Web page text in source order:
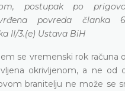
postupak po
povreda članka
II/3.(e) Ustava BiH
se vremenski rok računa
okrivljenom, a ne od
branitelju ne može se